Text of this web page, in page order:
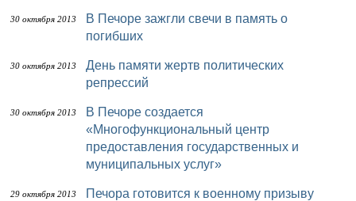
30 октября 2013
В Печоре зажгли свечи в память о
погибших
30 октября 2013
День памяти жертв политических
репрессий
30 октября 2013
В Печоре создается
«Многофункциональный центр
предоставления государственных и
муниципальных услуг»
29 октября 2013 Печора готовится к военному призыву